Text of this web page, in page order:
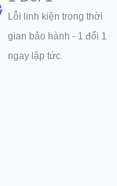
Lỗi linh kiện trong thời
gian bảo hành - 1 đổi 1
ngay lập tức.